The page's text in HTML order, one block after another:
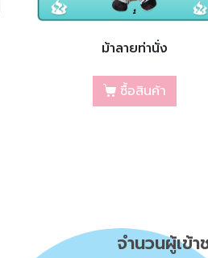
ม้าลายท่านั่ง
ซื้อสินค้า
จำนวนผู้เข้า